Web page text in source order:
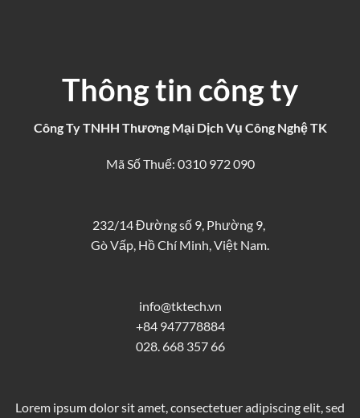
Thông tin công ty
Công Ty TNHH Thương Mại Dịch Vụ Công Nghệ TK
Mã Số Thuế: 0310 972 090
232/14 Đường số 9, Phường 9,
Gò Vấp, Hồ Chí Minh, Việt Nam.
info@tktech.vn
+84 947778884
028. 668 357 66
Lorem ipsum dolor sit amet, consectetuer adipiscing elit, sed